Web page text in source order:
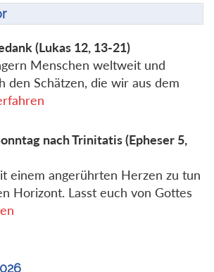
(Lukas 12, 13-21)
Menschen weltweit und
den Schätzen, die wir aus dem
nach Trinitatis(Epheser 5,
einem angerührten Herzen zu tun
Horizont. Lasst euch von Gottes